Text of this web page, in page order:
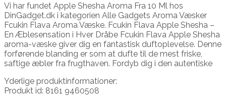
Vi har fundet Apple Shesha Aroma Fra 10 Ml hos
DinGadget.dk i kategorien Alle Gadgets Aroma Væsker
Fcukin Flava Aroma Væske. Fcukin Flava Apple Shesha –
En Æblesensation i Hver Dråbe Fcukin Flava Apple Shesha
aroma-væske giver dig en fantastisk duftoplevelse. Denne
forførende blanding er som at dufte til de mest friske,
saftige æbler fra frugthaven. Fordyb dig i den autentiske
Yderlige produktinformationer:
Produkt id: 8161 9460508